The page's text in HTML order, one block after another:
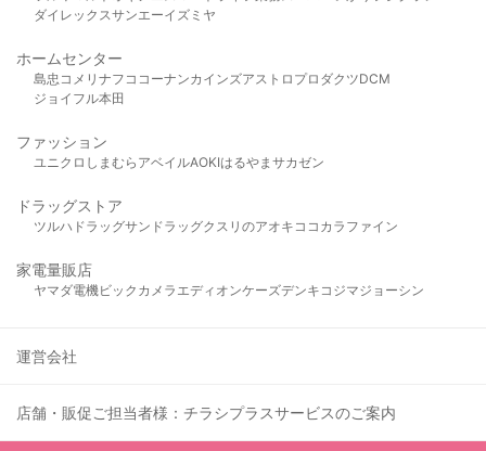
ダイレックスサンエーイズミヤ
ホームセンター
島忠 コメリ ナフコ コーナンカインズアストロプロダクツDCM
ジョイフル本田
ファッション
ユニクロ しまむら アベイルAOKIはるやま サカゼン
ドラッグストア
ツルハドラッグサンドラッグクスリのアオキ ココカラファイン
家電量販店
ヤマダ電機ビックカメラ エディオンケーズデンキ コジマジョーシン
運営会社
店舗・販促ご担当者様：チラシプラスサービスのご案内